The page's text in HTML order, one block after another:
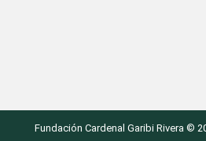
Fundación Cardenal Garibi Rivera ©